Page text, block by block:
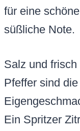
für eine
süßliche Note.
Salz und
Pfeffer sind
Ein Spritzer